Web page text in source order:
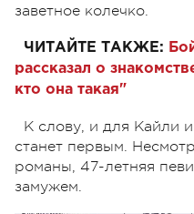
заветное колечко.
ЧИТАЙТЕ ТАКЖЕ:
рассказал о
кто она такая"
К слову, и для Кайли
станет первым.
романы, 47-летняя
замужем.